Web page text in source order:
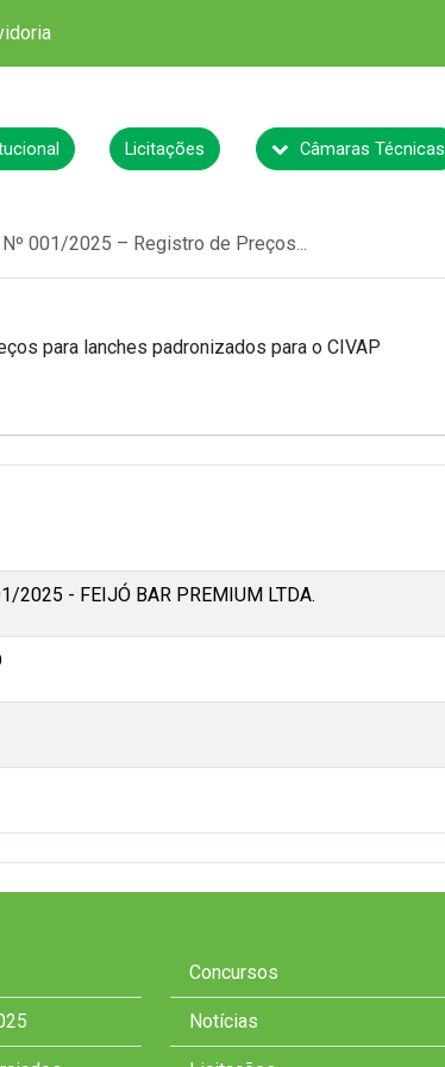
Licitações Câmaras Técnicas
001/2025 – Registro de Preços...
para lanches padronizados para o CIVAP
2025 - FEIJÓ BAR PREMIUM LTDA.
Concursos
Notícias